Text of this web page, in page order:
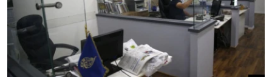
SPORT
INTERVJU